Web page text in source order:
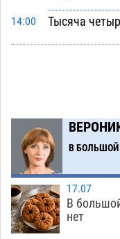
14:00
Тысяча
12:51
Младенец
Астрахани
12:23
У
обнаружили
В БОЛЬШОЙ
17.07
В
нет